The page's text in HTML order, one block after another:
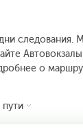
следования.
о